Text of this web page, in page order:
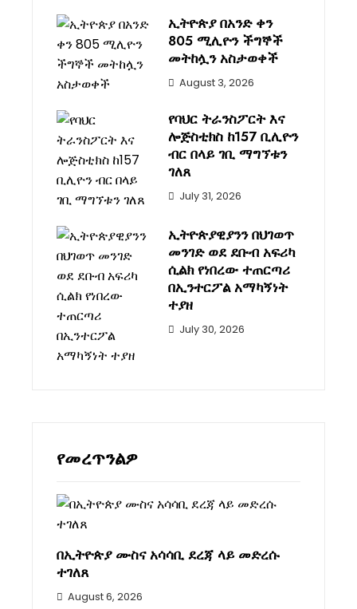
ኢትዮጵያ በአንድ ቀን
805 ሚሊዮን ችግኞች
መትከሏን አስታወቀች
August 3, 2026
የባህር ትራንስፖርት እና
ሎጅስቲክስ ከ157 ቢሊዮን
ብር በላይ ገቢ ማግኘቱን
ገለጸ
July 31, 2026
ኢትዮጵያዊያንን በህገወጥ
መንገድ ወደ ደቡብ አፍሪካ
ሲልክ የነበረው ተጠርጣሪ
በኢንተርፖል አማካኝነት
ተያዘ
July 30, 2026
የመረጥንልዎ
በኢትዮጵያ ሙስና አሳሳቢ ደረጃ ላይ መድረሱ
ተገለጸ
August 6, 2026